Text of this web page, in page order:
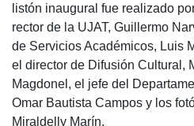
listón inaugural fue realizado
rector de la UJAT, Guillermo
de Servicios Académicos, Luis
el director de Difusión Cultural,
Magdonel, el jefe del
Omar Bautista Campos y los
Miraldelly Marín.